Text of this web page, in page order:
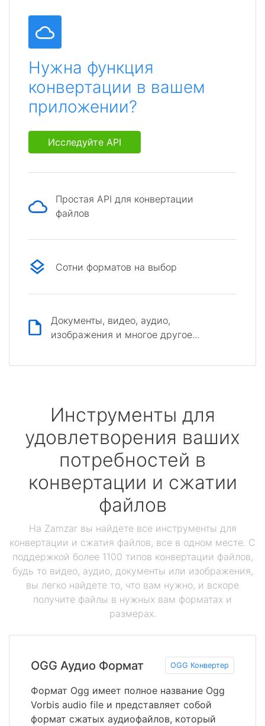
Нужна функция
конвертации в вашем
приложении?
Исследуйте API
Простая API для конвертации
файлов
Сотни форматов на выбор
Документы, видео, аудио,
изображения и многое другое...
Инструменты для
удовлетворения ваших
потребностей в
конвертации и сжатии
файлов
На Zamzar вы найдете все инструменты для
конвертации и сжатия файлов, все в одном месте. С
поддержкой более 1100 типов конвертации файлов,
будь то видео, аудио, документы или изображения,
вы легко найдете то, что вам нужно, и вскоре
получите файлы в нужных вам форматах и
размерах.
OGG Аудио Формат OGG Конвертер
Формат Ogg имеет полное название Ogg
Vorbis audio file и представляет собой
формат сжатых аудиофайлов, который